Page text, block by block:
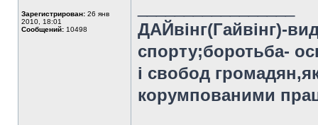
Зарегистрирован: 26 янв
2010, 18:01
Сообщений: 10498
ДАЙвінг(Гайвінг)-
спорту;боротьба-
і свобод
корумпованими